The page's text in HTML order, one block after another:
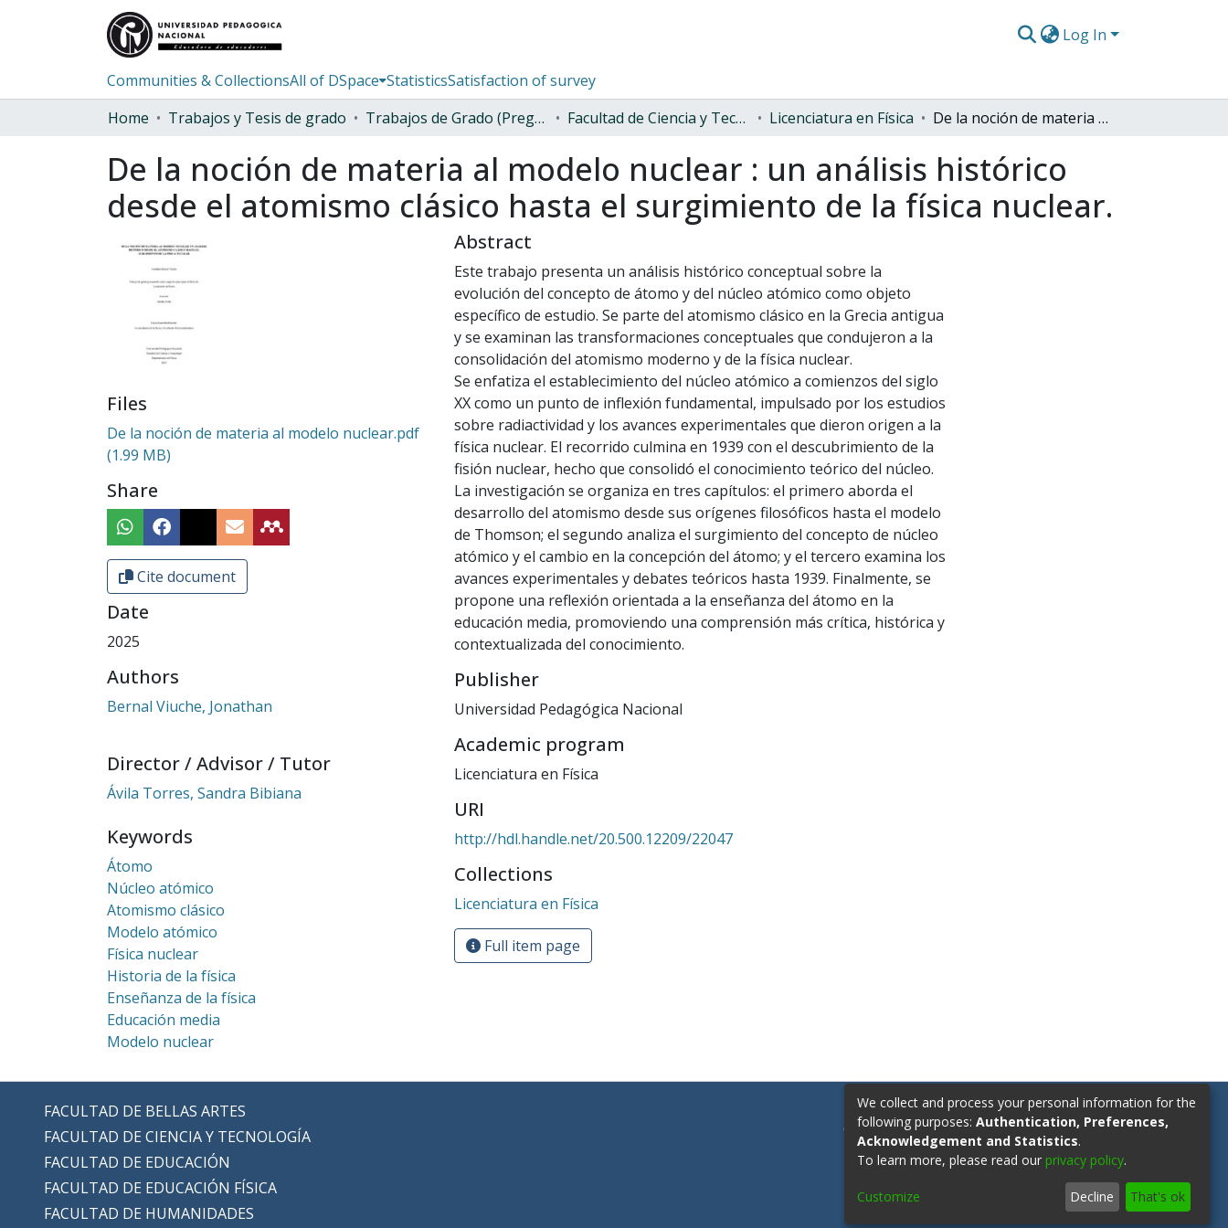
Log In
Communities & CollectionsAll of DSpace StatisticsSatisfaction of survey
Home
Trabajos y Tesis de grado Trabajos de Grado (Pregrado) Facultad de Ciencia y Tecnología Licenciatura en Física De la noción de materia al modelo nuclear : un análisis histórico desde el atomismo clásico hasta el surgimiento de la física nuclear.
De la noción de materia al modelo nuclear : un análisis histórico
desde el atomismo clásico hasta el surgimiento de la física nuclear.
Files
De la noción de materia al modelo nuclear.pdf
(1.99 MB)
Share
Cite document
Date
2025
Authors
Bernal Viuche, Jonathan
Director / Advisor / Tutor
Ávila Torres, Sandra Bibiana
Keywords
Átomo
Núcleo atómico
Atomismo clásico
Modelo atómico
Física nuclear
Historia de la física
Enseñanza de la física
Educación media
Modelo nuclear
Abstract
Este trabajo presenta un análisis histórico conceptual sobre la
evolución del concepto de átomo y del núcleo atómico como objeto
específico de estudio. Se parte del atomismo clásico en la Grecia antigua
y se examinan las transformaciones conceptuales que condujeron a la
consolidación del atomismo moderno y de la física nuclear.
Se enfatiza el establecimiento del núcleo atómico a comienzos del siglo
XX como un punto de inflexión fundamental, impulsado por los estudios
sobre radiactividad y los avances experimentales que dieron origen a la
física nuclear. El recorrido culmina en 1939 con el descubrimiento de la
fisión nuclear, hecho que consolidó el conocimiento teórico del núcleo.
La investigación se organiza en tres capítulos: el primero aborda el
desarrollo del atomismo desde sus orígenes filosóficos hasta el modelo
de Thomson; el segundo analiza el surgimiento del concepto de núcleo
atómico y el cambio en la concepción del átomo; y el tercero examina los
avances experimentales y debates teóricos hasta 1939. Finalmente, se
propone una reflexión orientada a la enseñanza del átomo en la
educación media, promoviendo una comprensión más crítica, histórica y
contextualizada del conocimiento.
Publisher
Universidad Pedagógica Nacional
Academic program
Licenciatura en Física
URI
http://hdl.handle.net/20.500.12209/22047
Collections
Licenciatura en Física
Full item page
FACULTAD DE BELLAS ARTES
FACULTAD DE CIENCIA Y TECNOLOGÍA
FACULTAD DE EDUCACIÓN
FACULTAD DE EDUCACIÓN FÍSICA
FACULTAD DE HUMANIDADES
Contáctanos:repositorio@upn.edu.co
We collect and process your personal information for the
following purposes: Authentication, Preferences,
Acknowledgement and Statistics.
To learn more, please read our privacy policy.
Customize Decline That's ok